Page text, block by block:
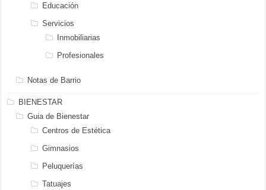
Educación
Servicios
Inmobiliarias
Profesionales
Notas de Barrio
BIENESTAR
Guia de Bienestar
Centros de Estética
Gimnasios
Peluquerías
Tatuajes